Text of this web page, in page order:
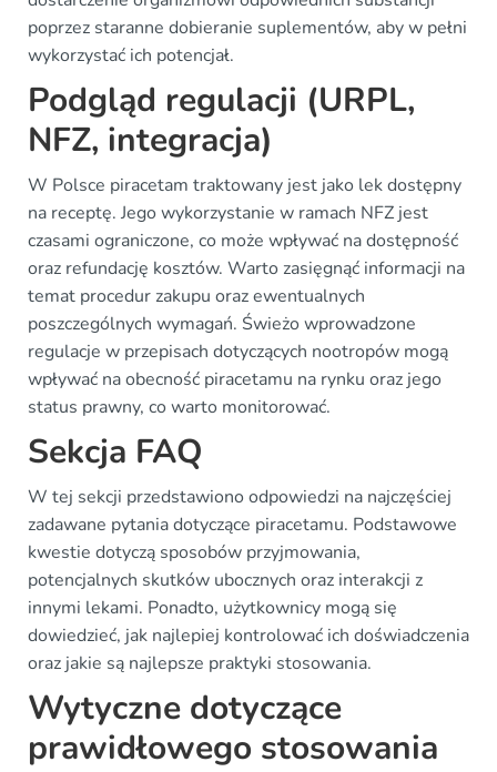
poprzez staranne dobieranie suplementów, aby w pełni
wykorzystać ich potencjał.
Podgląd regulacji (URPL,
NFZ, integracja)
W Polsce piracetam traktowany jest jako lek dostępny
na receptę. Jego wykorzystanie w ramach NFZ jest
czasami ograniczone, co może wpływać na dostępność
oraz refundację kosztów. Warto zasięgnąć informacji na
temat procedur zakupu oraz ewentualnych
poszczególnych wymagań. Świeżo wprowadzone
regulacje w przepisach dotyczących nootropów mogą
wpływać na obecność piracetamu na rynku oraz jego
status prawny, co warto monitorować.
Sekcja FAQ
W tej sekcji przedstawiono odpowiedzi na najczęściej
zadawane pytania dotyczące piracetamu. Podstawowe
kwestie dotyczą sposobów przyjmowania,
potencjalnych skutków ubocznych oraz interakcji z
innymi lekami. Ponadto, użytkownicy mogą się
dowiedzieć, jak najlepiej kontrolować ich doświadczenia
oraz jakie są najlepsze praktyki stosowania.
Wytyczne dotyczące
prawidłowego stosowania